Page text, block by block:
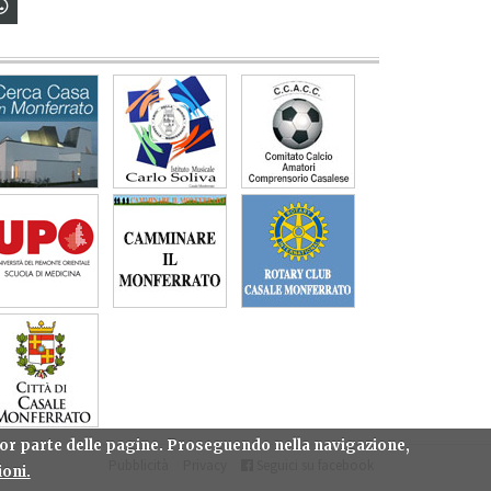
parte delle pagine. Proseguendo nella navigazione,